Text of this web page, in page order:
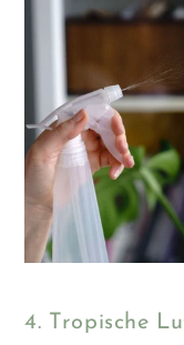
4. Tropische